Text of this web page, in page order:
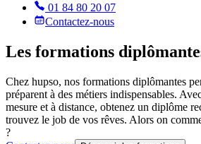
01 84 80 20 07
Contactez-nous
Les formations
Chez hupso, nos formations diplômantes
préparent à des métiers indispensables.
mesure et à distance, obtenez un diplôme
trouvez le job de vos rêves. Alors on
?